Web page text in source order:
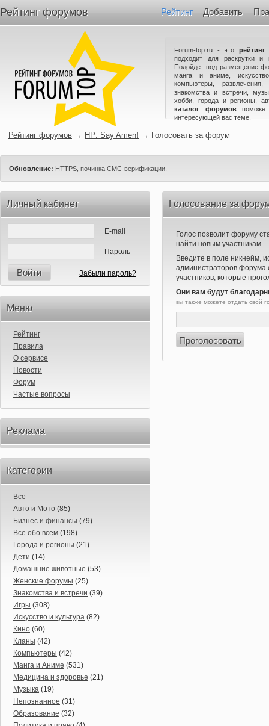
Рейтинг форумов Рейтинг Добавить
Forum-top.ru - это
подходит для раскрутки и
Подойдет под размещение
манга и аниме,
компьютеры,
знакомства и встречи,
хобби, города и регионы,
каталог форумов
интересующей вас теме.
Рейтинг форумов → HP: Say Amen! → Голосовать за форум
Обновление: HTTPS, починка СМС-верификации
Личный кабинет
E-mail
Пароль
Войти Забыли пароль?
Меню
Рейтинг
Правила
О сервисе
Новости
Форум
Частые вопросы
Реклама
Категории
Все
Авто и Мото (85)
Бизнес и финансы (79)
Все обо всем (198)
Города и регионы (21)
Дети (14)
Домашние животные (53)
Женские форумы (25)
Знакомства и встречи (39)
Игры (308)
Искусство и культура (82)
Кино (60)
Кланы (42)
Компьютеры (42)
Манга и Аниме (531)
Медицина и здоровье (21)
Музыка (19)
Непознанное (31)
Образование (32)
Голосование за
Голос позволит форуму
найти новым участникам.
Введите в поле никнейм,
администраторов форума
участников, которые
Они вам будут
вы также можете отдать свой